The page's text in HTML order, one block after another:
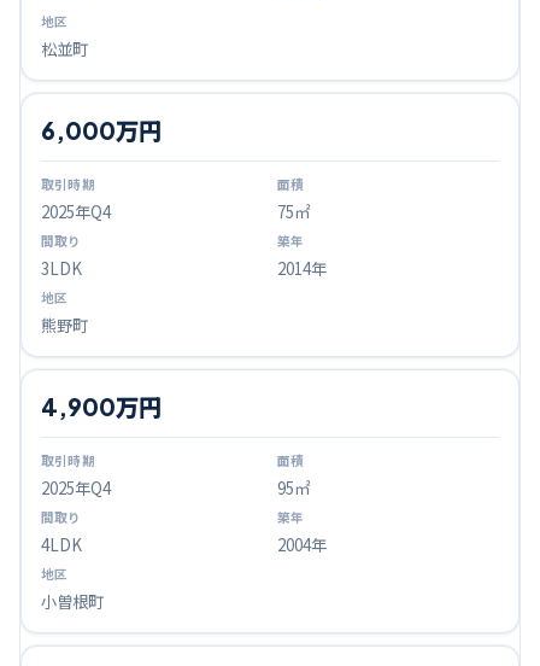
松並町
2025年Q4
6,000万円
75㎡
3LDK 2014年
熊野町
2025年Q4
4,900万円
95㎡
4LDK 2004年
小曽根町